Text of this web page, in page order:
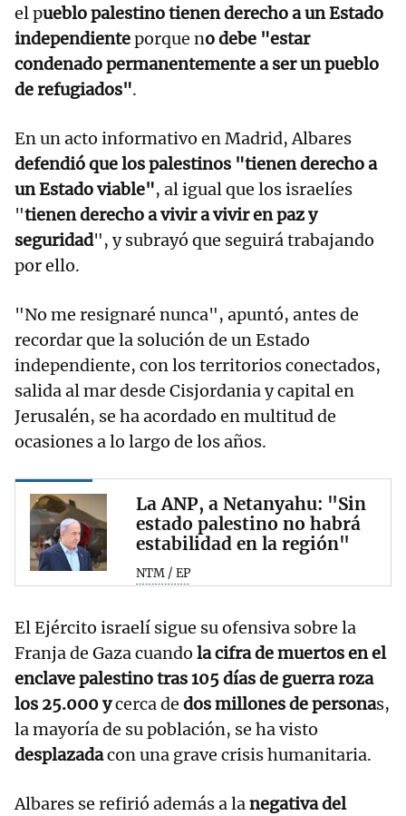
el pueblo palestino tienen derecho a un Estado
independienteporque no debe "estar
condenado permanentemente a ser un pueblo
de refugiados".
En un acto informativo en Madrid, Albares
defendió que los palestinos "tienen derecho a
un Estado viable", al igual que los israelíes
"tienen derecho a vivir a vivir en paz y
seguridad", y subrayó que seguirá trabajando
por ello.
"No me resignaré nunca", apuntó, antes de
recordar que la solución de un Estado
independiente, con los territorios conectados,
salida al mar desde Cisjordania y capital en
Jerusalén, se ha acordado en multitud de
ocasiones a lo largo de los años.
La ANP, a Netanyahu: "Sin
estado palestino no habrá
estabilidad en la región"
NTM / EP
El Ejército israelí sigue su ofensiva sobre la
Franja de Gaza cuando la cifra de muertos en el
enclave palestino tras 105 días de guerra roza
los 25.000 ycerca de dos millones de personas,
la mayoría de su población, se ha visto
desplazadacon una grave crisis humanitaria.
Albares se refirió además a lanegativa del